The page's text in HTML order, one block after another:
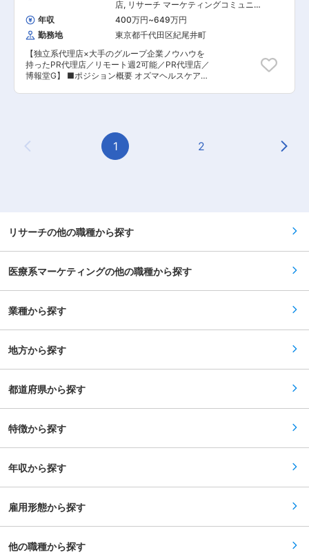
作成 …得られた結果を分析し、その結果からど
のような提言に結び付けていくかを考えながら作
成します。結果を数字や記録として報告するだけ
ではなく、そこに隠れたインサイトを読み解きな
がら、クライアントの課題解決に向けて自ら考え
る要素も大きいです。 調査プロジェクトは2〜3
か月程度のサイクルで回していき、常時3〜4案k
が、2〜3名程度で一緒に推進していきます。内容
宿区西新宿3-20-2東京オペラシティタワー ・事
業内容：メディカル・ライフサイエンス領域にお
けるマーケットリサーチ 変更の範囲：会社の定め
含むリエゾン業務および規制動向の調査・分析・
アドバイス ・新薬ライセンス導入時のデューデリ
ジェンス対応 ・承認取得に向けた各種申請業務、
ガイダンス面談、規制対応全般 ■業務の特徴：
・プロジェクトは個人で完結させるのではなく、
社内メンバーと連携しながら分担して推進してい
ます。 ・国内外の規制当局と関わりながら、国際
基準での薬事戦略に携われる環境です。 ■教育体
制： 通常医薬品メーカー出身が会員である関西医
ップデートできる環境です。 ■働き方： ◎完全在
宅勤務のため、拠点（東京・大阪）の近くにお住
まいでなくてもご就業いただけます。 ◎お昼休み
や打ち合わせで必要な時は大阪・東京等へ出張
ございます） ■ワークライフバランス： 同社
は、個人が最大限に能力を発揮できるよう働きや
すい環境作りに注力しております。男女問わず在
休・育休取得実績も豊富で9割以上の復職率を誇
店, リサーチ マーケティングコミュニ
ケーション
年収 400万円~649万円
勤務地
東京都千代田区紀尾井町
【独立系代理店×大手のグループ企業ノウハウを
持ったPR代理店／リモート週2可能／PR代理店／
博報堂G】 ■ポジション概要 オズマヘルスケア本
べてのプロセスにおいて課題解決に取り組む部署
です。 医療・福祉領域のヘルスケアクライアント
のニーズに応え、戦略的なコミュニケーションプ
しています。 ■仕事内容の一例 ・クライアント
のニーズに応じた生活者（患者）調査や報道調
査、Web調査、エビデンス調査 ・記者や患者会・
と検証、一貫したコミュニケーションプランの構
調査によるコンテンツ開発 ・ドクター・オピニオ
ン・コミュニティリレーションズおよび、エリア
マーケティングによるメッセージの拡散 ■チーム
るクライアントは多種多様です。 1人平均3〜4の
す。 ※PR未経験者はトレーナーとなる社員が並走
します。 ■事例紹介 当部署では、医療関連の法
律やルールを熟知したヘルスケアコミュニケーシ
病気の予防、受診、診断、治療、QOLの維持・向
いて、課題解決に取り組んでいます。また、人の
命に関わる情報を扱うことから、企業・組織の危
機管理対策においても多くの知見を有していま
Previous Page
1 2
リサーチの他の職種から探す
医療系マーケティングの他の職種から探す
業種から探す
地方から探す
都道府県から探す
特徴から探す
年収から探す
雇用形態から探す
他の職種から探す